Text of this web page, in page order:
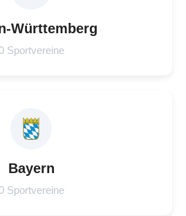
Württemberg
Sportvereine
Bayern
Sportvereine